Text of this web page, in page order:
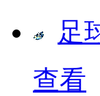
足
查看